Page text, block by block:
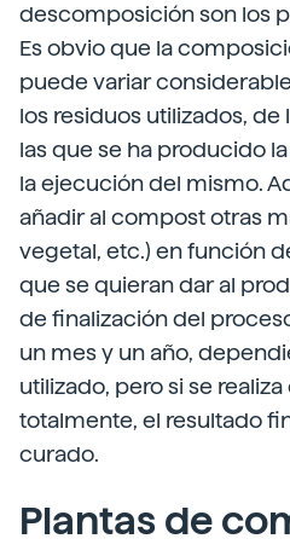
descomposición son los
Es obvio que la
puede variar
los residuos utilizados,
las que se ha producido
la ejecución del mismo.
añadir al compost otras
vegetal, etc.) en función
que se quieran dar al
de finalización del
un mes y un año,
utilizado, pero si se
totalmente, el resultado
curado.
Plantas de